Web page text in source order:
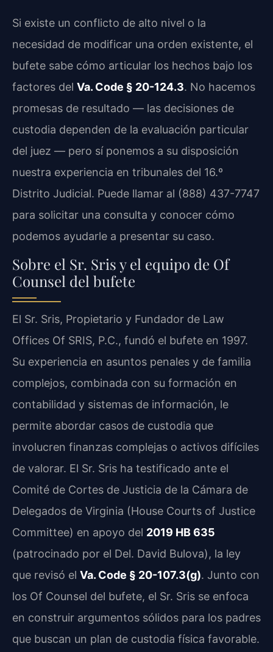
Si existe un conflicto de alto nivel o la
necesidad de modificar una orden existente, el
bufete sabe cómo articular los hechos bajo los
factores del Va. Code § 20-124.3. No hacemos
promesas de resultado — las decisiones de
custodia dependen de la evaluación particular
del juez — pero sí ponemos a su disposición
nuestra experiencia en tribunales del 16.º
Distrito Judicial. Puede llamar al (888) 437-7747
para solicitar una consulta y conocer cómo
podemos ayudarle a presentar su caso.
Sobre el Sr. Sris y el equipo de Of
Counsel del bufete
El Sr. Sris, Propietario y Fundador de Law
Offices Of SRIS, P.C., fundó el bufete en 1997.
Su experiencia en asuntos penales y de familia
complejos, combinada con su formación en
contabilidad y sistemas de información, le
permite abordar casos de custodia que
involucren finanzas complejas o activos difíciles
de valorar. El Sr. Sris ha testificado ante el
Comité de Cortes de Justicia de la Cámara de
Delegados de Virginia (House Courts of Justice
Committee) en apoyo del 2019 HB 635
(patrocinado por el Del. David Bulova), la ley
que revisó el Va. Code § 20-107.3(g). Junto con
los Of Counsel del bufete, el Sr. Sris se enfoca
en construir argumentos sólidos para los padres
que buscan un plan de custodia física favorable.